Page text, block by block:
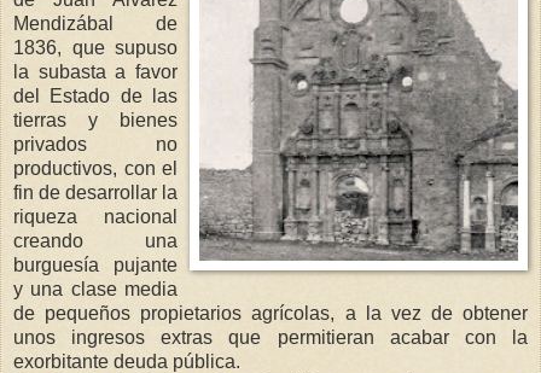
Mendizábal de
1836, que supuso
la subasta a favor
del Estado de las
tierras y bienes
privados no
productivos, con el
fin de desarrollar la
riqueza nacional
creando una
burguesía pujante
y una clase media
de pequeños propietarios agrícolas, a la vez de obtener
unos ingresos extras que permitieran acabar con la
exorbitante deuda pública.